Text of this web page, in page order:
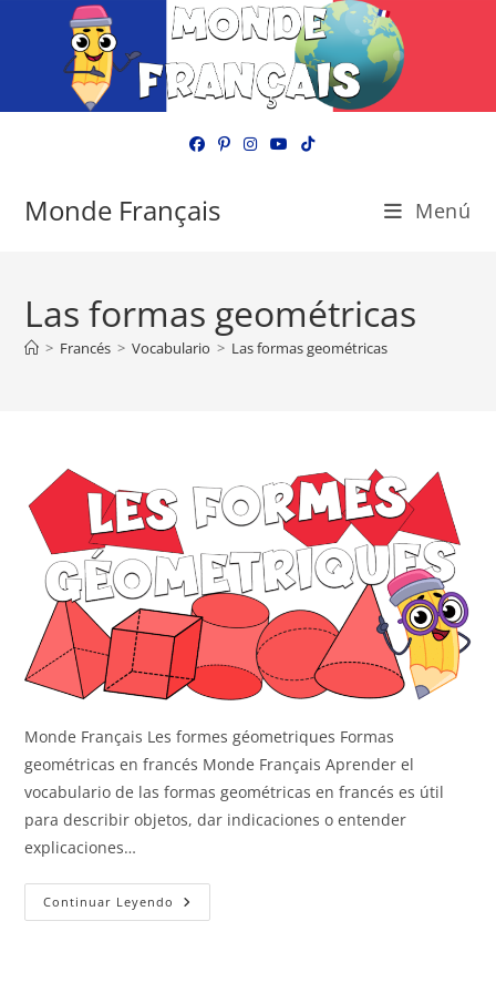
Monde Français Menú
Las formas geométricas
> Francés > Vocabulario > Las formas geométricas
Monde Français Les formes géometriques Formas
geométricas en francés Monde Français Aprender el
vocabulario de las formas geométricas en francés es útil
para describir objetos, dar indicaciones o entender
explicaciones…
Continuar Leyendo Las
Formas